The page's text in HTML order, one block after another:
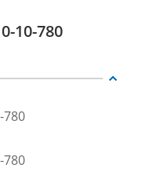
10-780